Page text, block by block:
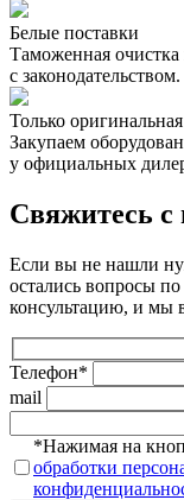
Белые поставки
Таможенная очистка
с законодательством.
Только
Закупаем
у официальных
Свяжитесь с
Если вы не нашли
остались вопросы по
консультацию, и мы
Телефон*
mail
*Нажимая на
обработки